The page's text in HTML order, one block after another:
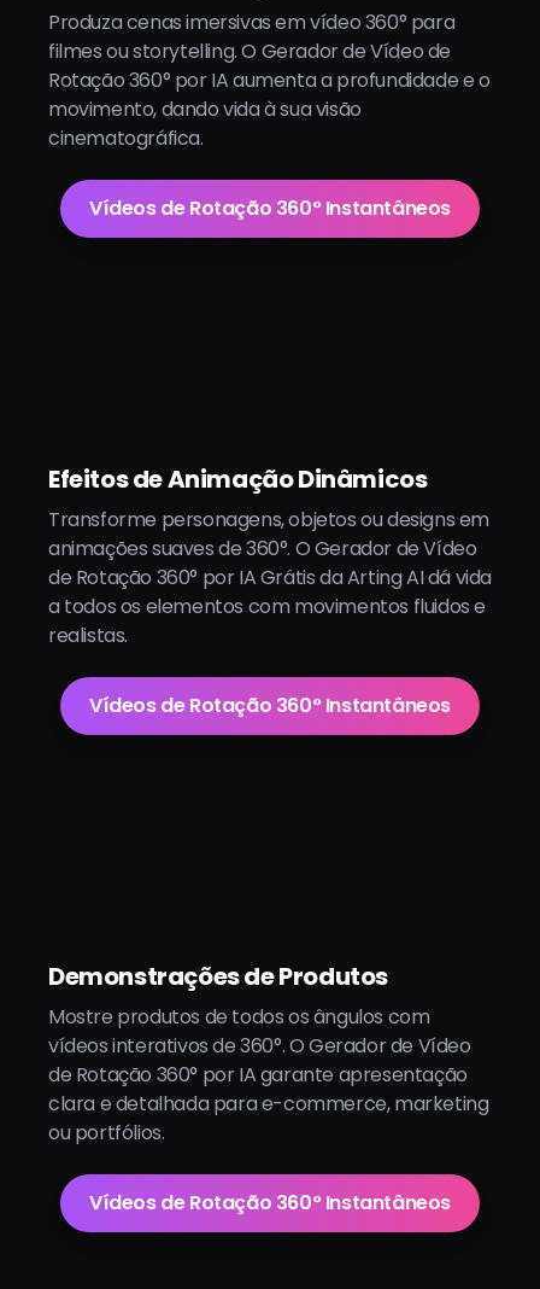
Produza cenas imersivas em vídeo 360° para
filmes ou storytelling. O Gerador de Vídeo de
Rotação 360° por IA aumenta a profundidade e o
movimento, dando vida à sua visão
cinematográfica.
Vídeos de Rotação 360° Instantâneos
Efeitos de Animação Dinâmicos
Transforme personagens, objetos ou designs em
animações suaves de 360°. O Gerador de Vídeo
de Rotação 360° por IA Grátis da Arting AI dá vida
a todos os elementos com movimentos fluidos e
realistas.
Vídeos de Rotação 360° Instantâneos
Demonstrações de Produtos
Mostre produtos de todos os ângulos com
vídeos interativos de 360°. O Gerador de Vídeo
de Rotação 360° por IA garante apresentação
clara e detalhada para e-commerce, marketing
ou portfólios.
Vídeos de Rotação 360° Instantâneos